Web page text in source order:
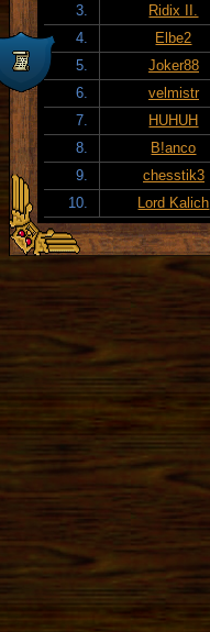
3.
Ridix II.
4.
Elbe2
5.
Joker88
6.
velmistr
7.
HUHUH
8.
B!anco
9.
chesstik3
10.
Lord Kalich